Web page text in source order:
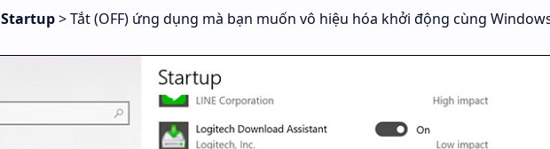
Startup> Tắt (OFF) ứng dụng mà bạn muốn vô hiệu hóa khởi động cùng